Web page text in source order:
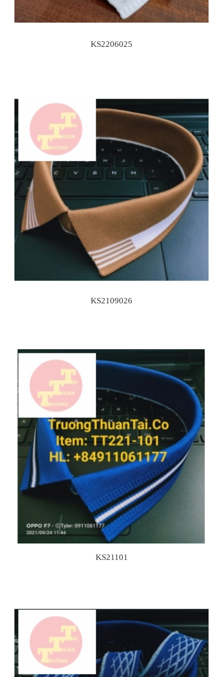
KS2206025
KS2109026
KS21101